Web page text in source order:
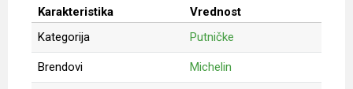
Karakteristika
Vrednost
Kategorija
Putničke
Brendovi Michelin